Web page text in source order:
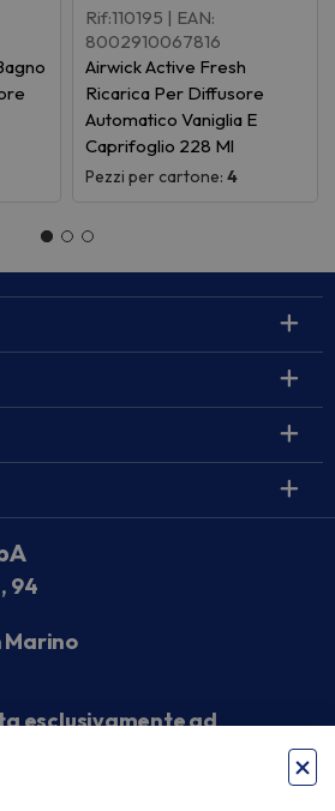
Rif:110195 | EAN:
8002910067816
Airwick Active Fresh
Ricarica Per Diffusore
Automatico Vaniglia E
Caprifoglio 228 Ml
Pezzi per cartone:4
94
Marino
esclusivamente ad